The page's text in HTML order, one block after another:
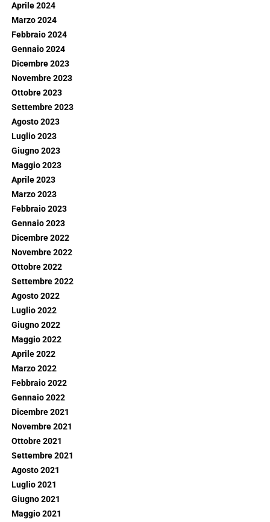
Aprile 2024
Marzo 2024
Febbraio 2024
Gennaio 2024
Dicembre 2023
Novembre 2023
Ottobre 2023
Settembre 2023
Agosto 2023
Luglio 2023
Giugno 2023
Maggio 2023
Aprile 2023
Marzo 2023
Febbraio 2023
Gennaio 2023
Dicembre 2022
Novembre 2022
Ottobre 2022
Settembre 2022
Agosto 2022
Luglio 2022
Giugno 2022
Maggio 2022
Aprile 2022
Marzo 2022
Febbraio 2022
Gennaio 2022
Dicembre 2021
Novembre 2021
Ottobre 2021
Settembre 2021
Agosto 2021
Luglio 2021
Giugno 2021
Maggio 2021